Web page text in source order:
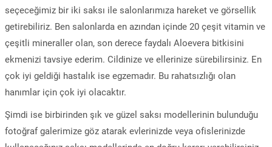
seçeceğimiz bir iki saksı ile salonlarımıza hareket ve görsellik
getirebiliriz. Ben salonlarda en azından içinde 20 çeşit vitamin ve
çeşitli mineraller olan, son derece faydalı Aloevera bitkisini
ekmenizi tavsiye ederim. Cildinize ve ellerinize sürebilirsiniz. En
çok iyi geldiği hastalık ise egzemadır. Bu rahatsızlığı olan
hanımlar için çok iyi olacaktır.
Şimdi ise birbirinden şık ve güzel saksı modellerinin bulunduğu
fotoğraf galerimize göz atarak evlerinizde veya ofislerinizde